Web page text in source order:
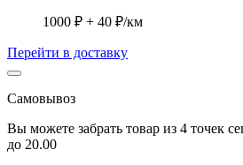
1000 ₽ + 40 ₽/км
Перейти в доставку
Самовывоз
Вы можете забрать товар из 4 точек
до 20.00